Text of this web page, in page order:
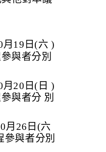
19日(六 )
與者分別
20日(日 )
與者分 別
月26日(六
與者分別